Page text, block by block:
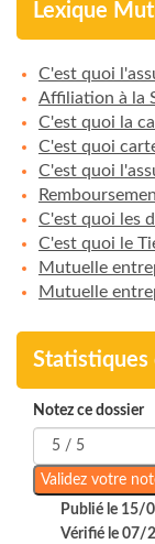
Lexique
C'est quoi
Affiliation à la
C'est quoi la
C'est quoi
C'est quoi
C'est quoi les
C'est quoi le
Mutuelle
Mutuelle
Statistiques
Notez ce dossier
Publié le 15/
Vérifié le 07/